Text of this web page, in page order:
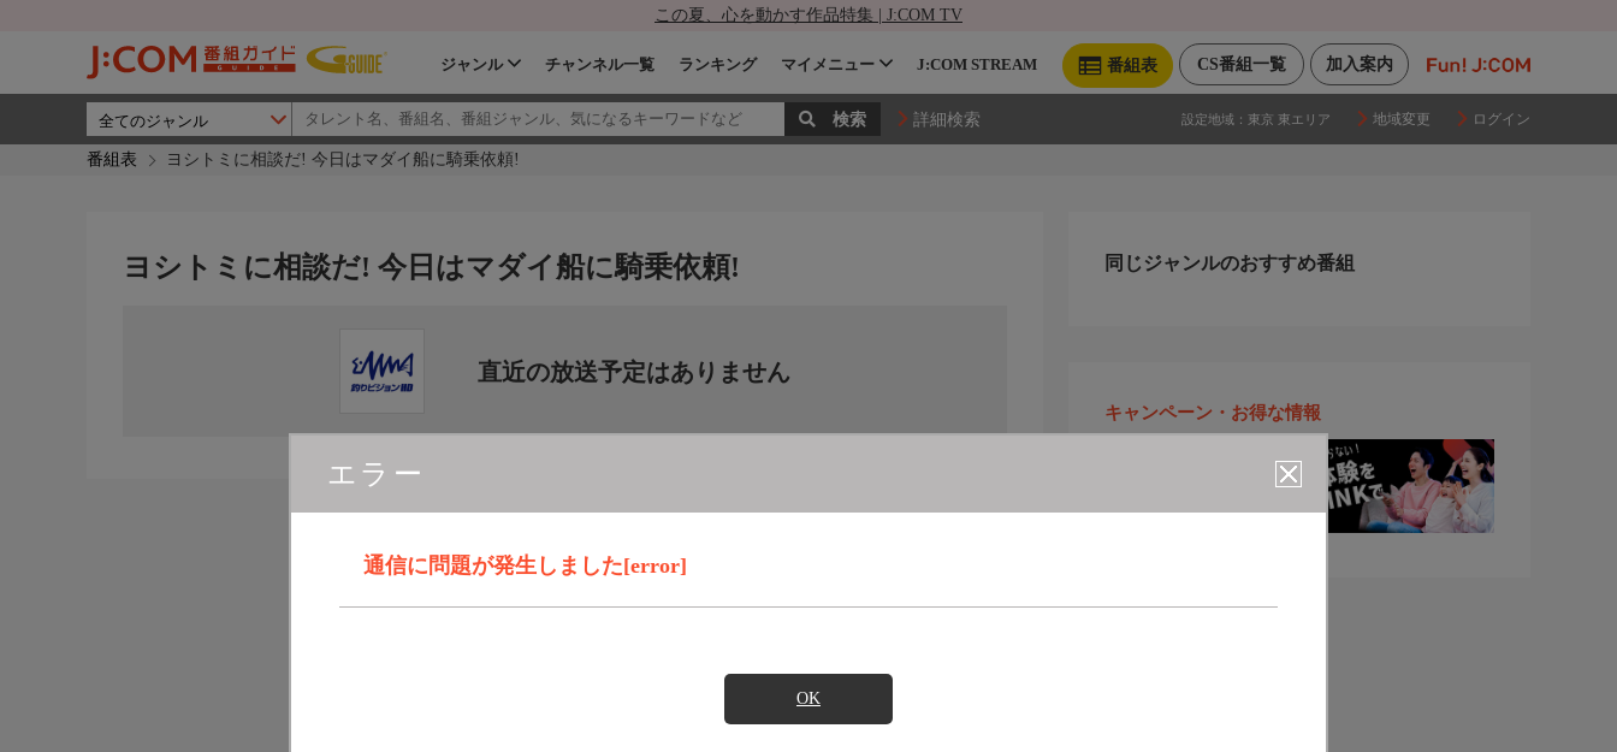
この夏、心を動かす作品特集 | J:COM TV
加入案内
CS番組一覧
番組表
ジャンル チャンネル一覧 ランキング マイメニュー J:COM STREAM
詳細検索 設定地域： 東京 東エリア 地域変更 ログイン
番組表 ヨシトミに相談だ! 今日はマダイ船に騎乗依頼!
エラー
通信に問題が発生しました[error]
OK
ヨシトミに相談だ! 今日はマダイ船に騎乗依頼!
直近の放送予定はありません
同じジャンルのおすすめ番組
キャンペーン・お得な情報